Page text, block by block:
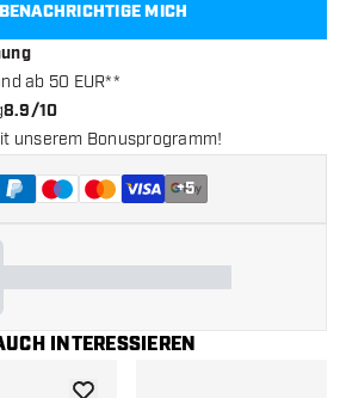
BENACHRICHTIGE MICH
ab 50 EUR**
8.9/10
unserem Bonusprogramm!
+5
INTERESSIEREN